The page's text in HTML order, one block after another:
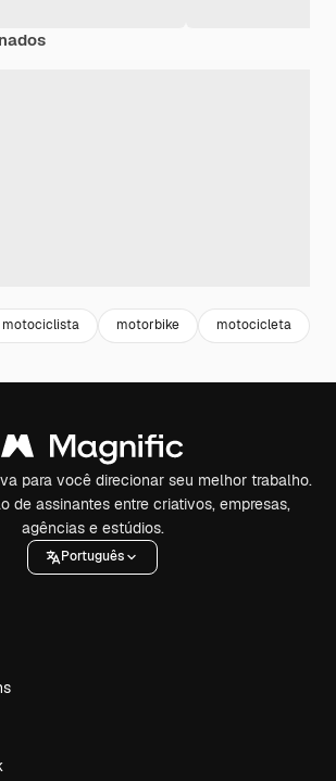
motociclista motorbike motocicleta
para você direcionar seu melhor trabalho.
de assinantes entre criativos, empresas,
agências e estúdios.
Português